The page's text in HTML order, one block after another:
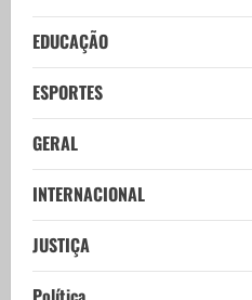
EDUCAÇÃO
ESPORTES
GERAL
INTERNACIONAL
JUSTIÇA